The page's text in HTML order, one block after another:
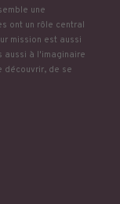
une
ont un rôle central
mission est aussi
aussi à l'imaginaire
découvrir, de se